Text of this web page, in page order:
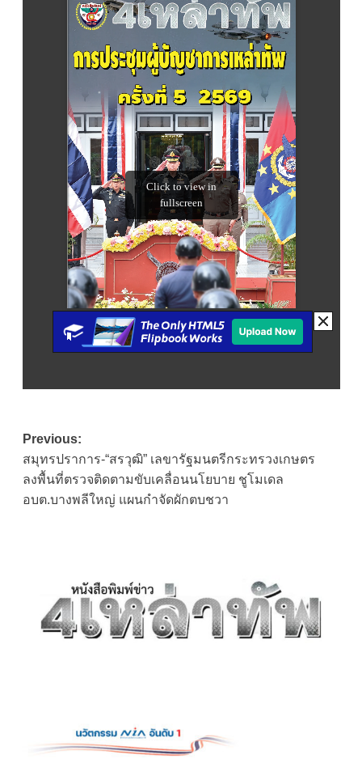
Post
navigation
Previous:
สมุทรปราการ-“สรวุฒิ” เลขารัฐมนตรีกระทรวงเกษตร
ลงพื้นที่ตรวจติดตามขับเคลื่อนนโยบาย ชูโมเดล
อบต.บางพลีใหญ่ แผนกำจัดผักตบชวา